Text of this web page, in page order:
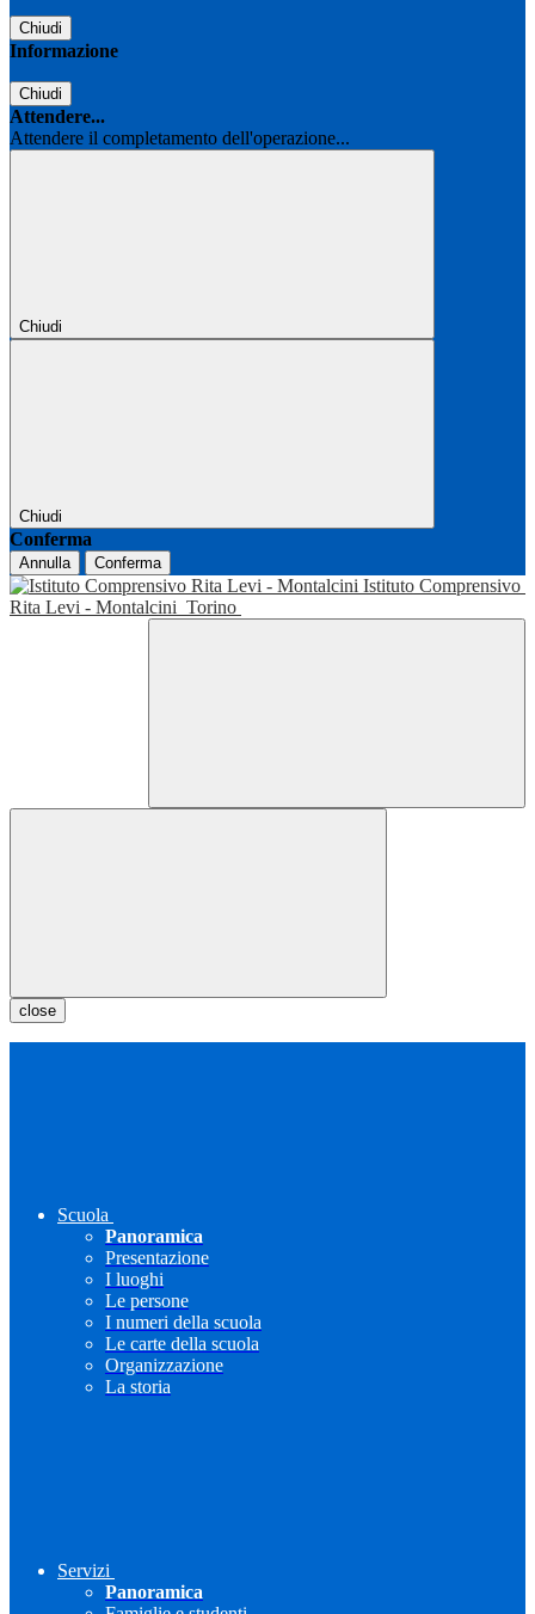
Chiudi
Informazione
Chiudi
Attendere...
Attendere il completamento dell'operazione...
Chiudi
Chiudi
Conferma
Annulla Conferma
Istituto Comprensivo
Rita Levi - Montalcini Torino
close
Scuola
Panoramica
Presentazione
I luoghi
Le persone
I numeri della scuola
Le carte della scuola
Organizzazione
La storia
Servizi
Panoramica